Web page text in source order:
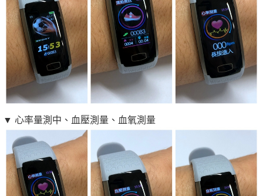
▼ 心率量測中、血壓測量、血氧測量